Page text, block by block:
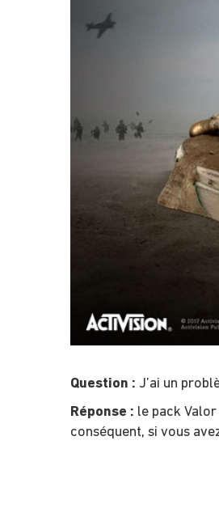
Question : J’ai un
Réponse : le pack
conséquent, si vous